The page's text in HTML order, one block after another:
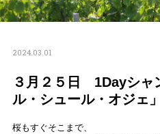
2024.03.01
３月２５日 1Dayシャ
ル・シュール・オジェ」
桜もすぐそこまで、